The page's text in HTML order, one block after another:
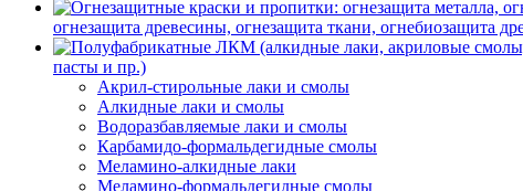
огнезащита древесины, огнезащита ткани, огнебиозащита
пасты и пр.)
Акрил-стирольные лаки и смолы
Алкидные лаки и смолы
Водоразбавляемые лаки и смолы
Карбамидо-формальдегидные смолы
Меламино-алкидные лаки
Меламино-формальдегидные смолы